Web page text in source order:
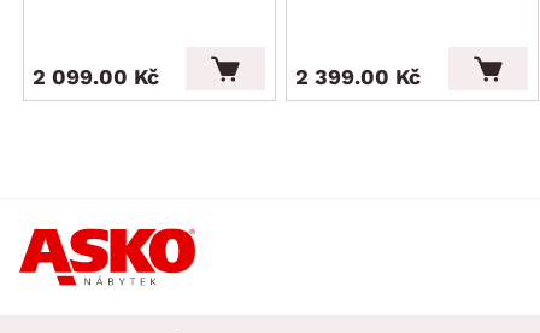
2 099.00 Kč 2 399.00 Kč